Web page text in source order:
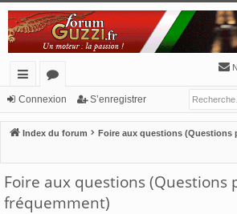
cc
ès
pi
de
or
u
Connexion S’enregistrer
Index du forum
Foire aux questions (Questions
Foire aux questions (Questions
fréquemment)